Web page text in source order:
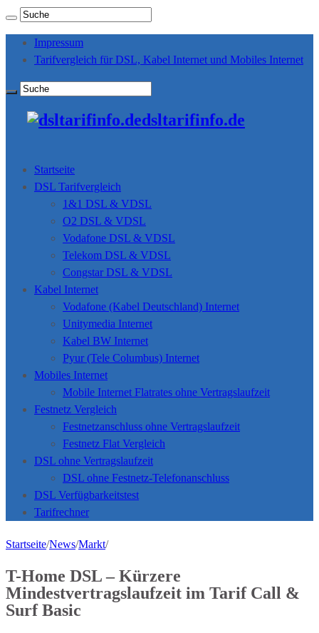
Impressum
Tarifvergleich für DSL, Kabel Internet und Mobiles Internet
dsltarifinfo.de
Startseite
DSL Tarifvergleich
1&1 DSL & VDSL
O2 DSL & VDSL
Vodafone DSL & VDSL
Telekom DSL & VDSL
Congstar DSL & VDSL
Kabel Internet
Vodafone (Kabel Deutschland) Internet
Unitymedia Internet
Kabel BW Internet
Pyur (Tele Columbus) Internet
Mobiles Internet
Mobile Internet Flatrates ohne Vertragslaufzeit
Festnetz Vergleich
Festnetzanschluss ohne Vertragslaufzeit
Festnetz Flat Vergleich
DSL ohne Vertragslaufzeit
DSL ohne Festnetz-Telefonanschluss
DSL Verfügbarkeitstest
Tarifrechner
Startseite/News/Markt/
T-Home DSL – Kürzere
Mindestvertragslaufzeit im Tarif Call &
Surf Basic